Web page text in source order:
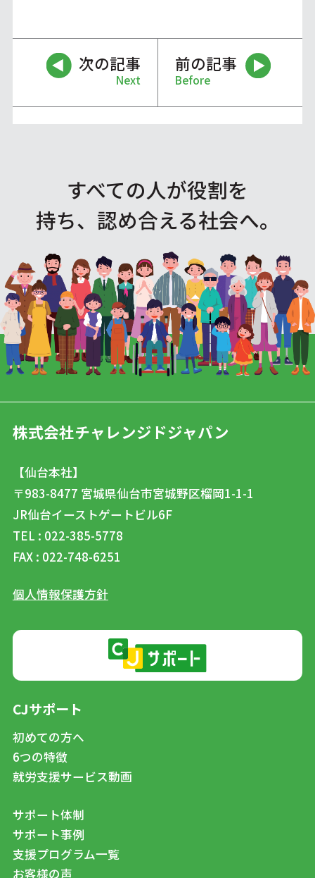
次の記事
Next
前の記事
Before
すべての人が役割を
持ち、認め合える社会へ。
株式会社チャレンジドジャパン
【仙台本社】
〒983-8477 宮城県仙台市宮城野区榴岡1-1-1
JR仙台イーストゲートビル6F
TEL : 022-385-5778
FAX : 022-748-6251
個人情報保護方針
CJサポート
初めての方へ
6つの特徴
就労支援サービス動画
サポート体制
サポート事例
支援プログラム一覧
お客様の声